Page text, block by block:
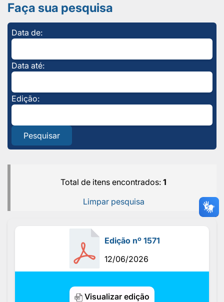
Faça sua pesquisa
Data de:
Data até:
Edição:
Pesquisar
Total de itens encontrados: 1
Limpar pesquisa
Edição nº 1571
12/06/2026
Visualizar edição